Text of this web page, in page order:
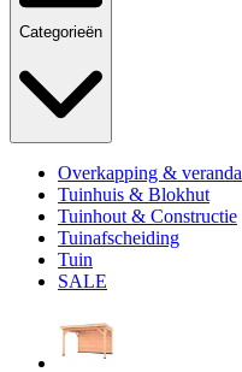
Categorieën
Overkapping & veranda
Tuinhuis & Blokhut
Tuinhout & Constructie
Tuinafscheiding
Tuin
SALE